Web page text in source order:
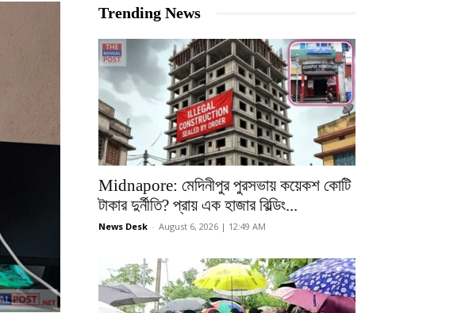
Trending News
Midnapore: মেদিনীপুর পুরসভায় কয়েকশ কোটি
টাকার দুর্নীতি? প্রায় এক হাজার বিল্ডিং...
News Desk - August 6, 2026 | 12:49 AM